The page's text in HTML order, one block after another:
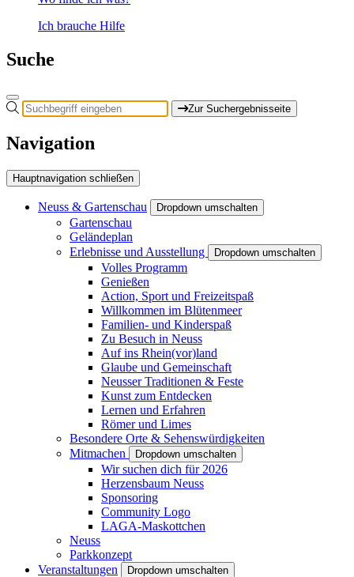
Ich brauche Hilfe
Suche
Zur Suchergebnisseite
Navigation
Hauptnavigation schließen
Neuss & Gartenschau Dropdown umschalten
Gartenschau
Geländeplan
Erlebnisse und Ausstellung
Dropdown umschalten
Volles Programm
Genießen
Action, Sport und Freizeitspaß
Willkommen im Blütenmeer
Familien- und Kinderspaß
Zu Besuch in Neuss
Auf ins Rhein(vor)land
Glaube und Gemeinschaft
Neusser Traditionen & Feste
Kunst zum Entdecken
Lernen und Erfahren
Römer und Limes
Besondere Orte & Sehenswürdigkeiten
Mitmachen
Dropdown umschalten
Wir suchen dich für 2026
Herzensbaum Neuss
Sponsoring
Community Logo
LAGA-Maskottchen
Neuss
Parkkonzept
Veranstaltungen
Dropdown umschalten